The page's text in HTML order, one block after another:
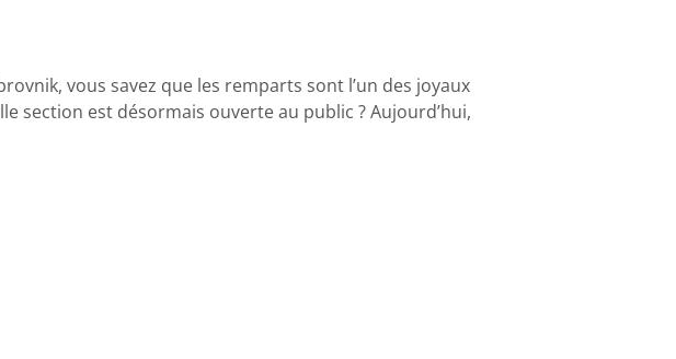
vous savez que les remparts sont l’un des joyaux
section est désormais ouverte au public ? Aujourd’hui,